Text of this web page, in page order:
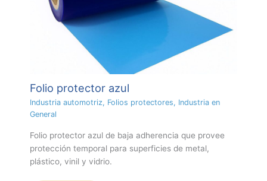
Folio protector azul
Industria automotriz, Folios protectores, Industria en
General
Folio protector azul de baja adherencia que provee
protección temporal para superficies de metal,
plástico, vinil y vidrio.